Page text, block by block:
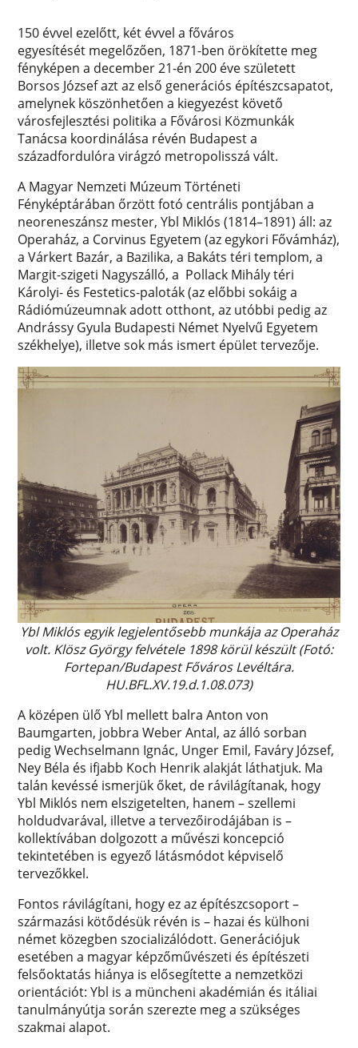
150 évvel ezelőtt, két évvel a főváros
egyesítését megelőzően, 1871-ben örökítette meg
fényképen a december 21-én 200 éve született
Borsos József azt az első generációs építészcsapatot,
amelynek köszönhetően a kiegyezést követő
városfejlesztési politika a Fővárosi Közmunkák
Tanácsa koordinálása révén Budapest a
századfordulóra virágzó metropolisszá vált.
A Magyar Nemzeti Múzeum Történeti
Fényképtárában őrzött fotó centrális pontjában a
neoreneszánsz mester, Ybl Miklós (1814–1891) áll: az
Operaház, a Corvinus Egyetem (az egykori Fővámház),
a Várkert Bazár, a Bazilika, a Bakáts téri templom, a
Margit-szigeti Nagyszálló, a Pollack Mihály téri
Károlyi- és Festetics-paloták (az előbbi sokáig a
Rádiómúzeumnak adott otthont, az utóbbi pedig az
Andrássy Gyula Budapesti Német Nyelvű Egyetem
székhelye), illetve sok más ismert épület tervezője.
Ybl Miklós egyik legjelentősebb munkája az Operaház
volt. Klösz György felvétele 1898 körül készült (Fotó:
Fortepan/Budapest Főváros Levéltára.
HU.BFL.XV.19.d.1.08.073)
A középen ülő Ybl mellett balra Anton von
Baumgarten, jobbra Weber Antal, az álló sorban
pedig Wechselmann Ignác, Unger Emil, Faváry József,
Ney Béla és ifjabb Koch Henrik alakját láthatjuk. Ma
talán kevéssé ismerjük őket, de rávilágítanak, hogy
Ybl Miklós nem elszigetelten, hanem – szellemi
holdudvarával, illetve a tervezőirodájában is –
kollektívában dolgozott a művészi koncepció
tekintetében is egyező látásmódot képviselő
tervezőkkel.
Fontos rávilágítani, hogy ez az építészcsoport –
származási kötődésük révén is – hazai és külhoni
német közegben szocializálódott. Generációjuk
esetében a magyar képzőművészeti és építészeti
felsőoktatás hiánya is elősegítette a nemzetközi
orientációt: Ybl is a müncheni akadémián és itáliai
tanulmányútja során szerezte meg a szükséges
szakmai alapot.